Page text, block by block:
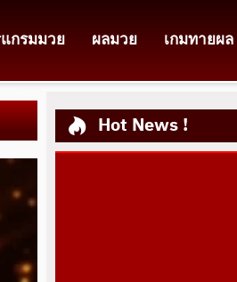
กรมมวย ผลมวย เกมทายผล
Hot News !